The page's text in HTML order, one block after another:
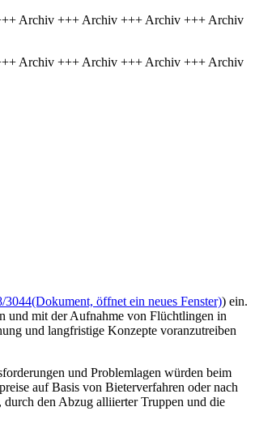
Archiv +++ Archiv +++ Archiv +++ Archiv
Archiv +++ Archiv +++ Archiv +++ Archiv
3044(Dokument, öffnet ein neues Fenster)) ein.
und mit der Aufnahme von Flüchtlingen in
und langfristige Konzepte voranzutreiben
und Problemlagen würden beim
auf Basis von Bieterverfahren oder nach
den Abzug alliierter Truppen und die